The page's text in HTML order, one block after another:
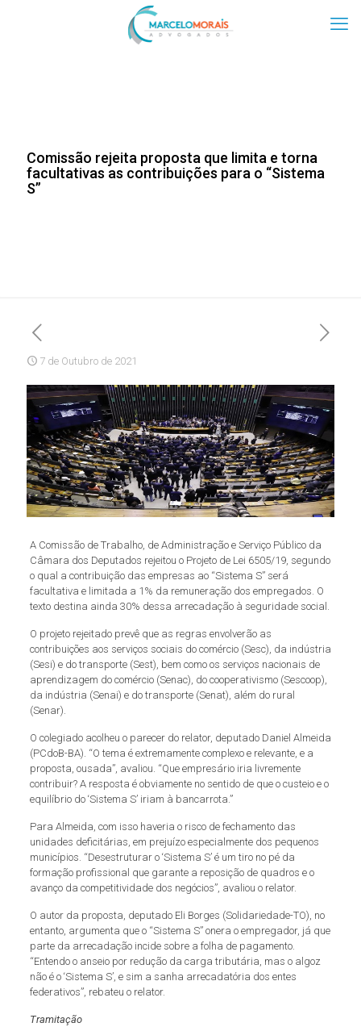
Comissão rejeita proposta que limita e torna
facultativas as contribuições para o “Sistema
S”
7 de Outubro de 2021
A Comissão de Trabalho, de Administração e Serviço Público da
Câmara dos Deputados rejeitou o Projeto de Lei 6505/19, segundo
o qual a contribuição das empresas ao “Sistema S” será
facultativa e limitada a 1% da remuneração dos empregados. O
texto destina ainda 30% dessa arrecadação à seguridade social.
O projeto rejeitado prevê que as regras envolverão as
contribuições aos serviços sociais do comércio (Sesc), da indústria
(Sesi) e do transporte (Sest), bem como os serviços nacionais de
aprendizagem do comércio (Senac), do cooperativismo (Sescoop),
da indústria (Senai) e do transporte (Senat), além do rural
(Senar).
O colegiado acolheu o parecer do relator, deputado Daniel Almeida
(PCdoB-BA). “O tema é extremamente complexo e relevante, e a
proposta, ousada”, avaliou. “Que empresário iria livremente
contribuir? A resposta é obviamente no sentido de que o custeio e o
equilíbrio do ‘Sistema S’ iriam à bancarrota.”
Para Almeida, com isso haveria o risco de fechamento das
unidades deficitárias, em prejuízo especialmente dos pequenos
municípios. “Desestruturar o ‘Sistema S’ é um tiro no pé da
formação profissional que garante a reposição de quadros e o
avanço da competitividade dos negócios”, avaliou o relator.
O autor da proposta, deputado Eli Borges (Solidariedade-TO), no
entanto, argumenta que o “Sistema S” onera o empregador, já que
parte da arrecadação incide sobre a folha de pagamento.
“Entendo o anseio por redução da carga tributária, mas o algoz
não é o ‘Sistema S’, e sim a sanha arrecadatória dos entes
federativos”, rebateu o relator.
Tramitação